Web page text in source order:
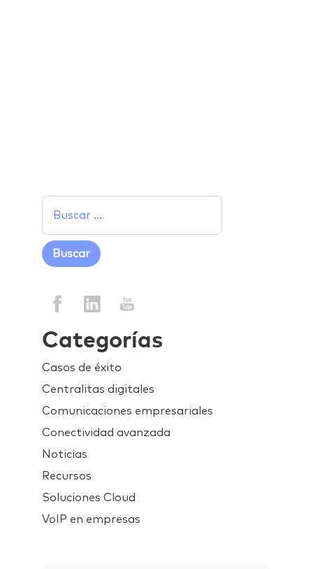
Categorías
Casos de éxito
Centralitas digitales
Comunicaciones empresariales
Conectividad avanzada
Noticias
Recursos
Soluciones Cloud
VoIP en empresas